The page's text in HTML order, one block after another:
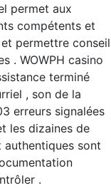
permet aux
compétents et
permettre conseil
. WOWPH casino
terminé
, son de la
erreurs signalées
les dizaines de
sont
.